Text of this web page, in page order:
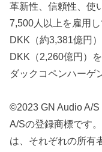
革新性、信頼性、使
7,500人以上を雇用
DKK（約3,381億円
DKK（2,260億円）
ダックコペンハーゲ
©2023 GN Audio A/
A/Sの登録商標です
は、それぞれの所有